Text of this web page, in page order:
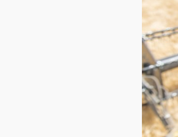
Landschaftspflege
Gemischtbetriebe